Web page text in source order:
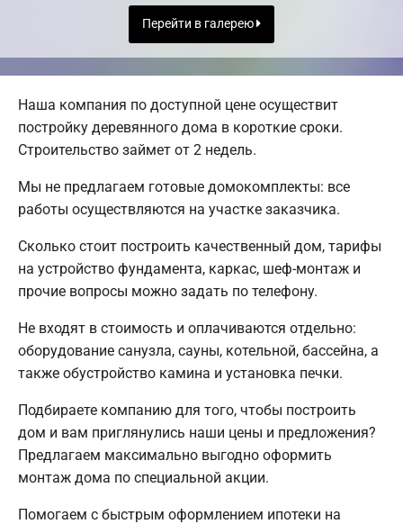
Перейти в галерею
Наша компания по доступной цене осуществит
постройку деревянного дома в короткие сроки.
Строительство займет от 2 недель.
Мы не предлагаем готовые домокомплекты: все
работы осуществляются на участке заказчика.
Сколько стоит построить качественный дом, тарифы
на устройство фундамента, каркас, шеф-монтаж и
прочие вопросы можно задать по телефону.
Не входят в стоимость и оплачиваются отдельно:
оборудование санузла, сауны, котельной, бассейна, а
также обустройство камина и установка печки.
Подбираете компанию для того, чтобы построить
дом и вам приглянулись наши цены и предложения?
Предлагаем максимально выгодно оформить
монтаж дома по специальной акции.
Помогаем с быстрым оформлением ипотеки на